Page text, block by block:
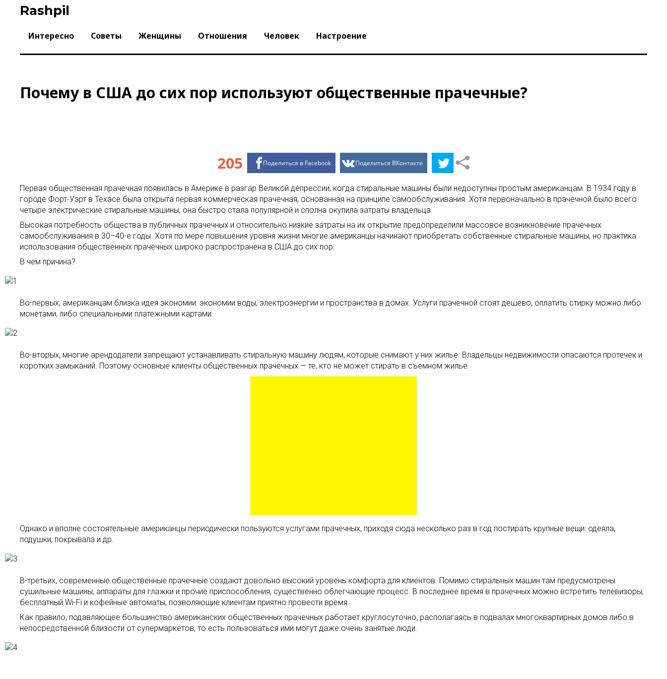
Rashpil
Интересно Советы Женщины Отношения Человек Настроение
Почему в США до сих пор используют общественные прачечные?
205 Поделиться в Facebook Поделиться ВКонтакте
Первая общественная прачечная появилась в Америке в разгар Великой депрессии, когда стиральные машины были недоступны простым американцам. В 1934 году в
городе Форт-Уэрт в Техасе была открыта первая коммерческая прачечная, основанная на принципе самообслуживания. Хотя первоначально в прачечной было всего
четыре электрические стиральные машины, она быстро стала популярной и сполна окупила затраты владельца.
Высокая потребность общества в публичных прачечных и относительно низкие затраты на их открытие предопределили массовое возникновение прачечных
самообслуживания в 30–40-е годы. Хотя по мере повышения уровня жизни многие американцы начинают приобретать собственные стиральные машины, но практика
использования общественных прачечных широко распространена в США до сих пор.
В чем причина?
Во-первых, американцам близка идея экономии: экономии воды, электроэнергии и пространства в домах. Услуги прачечной стоят дешево, оплатить стирку можно либо
монетами, либо специальными платежными картами.
Во-вторых, многие арендодатели запрещают устанавливать стиральную машину людям, которые снимают у них жилье. Владельцы недвижимости опасаются протечек и
коротких замыканий. Поэтому основные клиенты общественных прачечных — те, кто не может стирать в съемном жилье.
Однако и вполне состоятельные американцы периодически пользуются услугами прачечных, приходя сюда несколько раз в год постирать крупные вещи: одеяла,
подушки, покрывала и др.
В-третьих, современные общественные прачечные создают довольно высокий уровень комфорта для клиентов. Помимо стиральных машин там предусмотрены
сушильные машины, аппараты для глажки и прочие приспособления, существенно облегчающие процесс. В последнее время в прачечных можно встретить телевизоры,
бесплатный Wi-Fi и кофейные автоматы, позволяющие клиентам приятно провести время.
Как правило, подавляющее большинство американских общественных прачечных работает круглосуточно, располагаясь в подвалах многоквартирных домов либо в
непосредственной близости от супермаркетов, то есть пользоваться ими могут даже очень занятые люди.